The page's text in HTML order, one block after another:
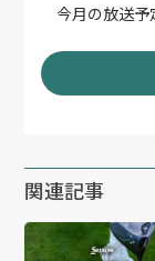
今月の放送予
関連記事